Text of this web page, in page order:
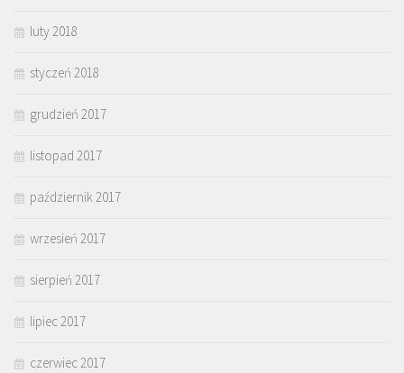
luty 2018
styczeń 2018
grudzień 2017
listopad 2017
październik 2017
wrzesień 2017
sierpień 2017
lipiec 2017
czerwiec 2017